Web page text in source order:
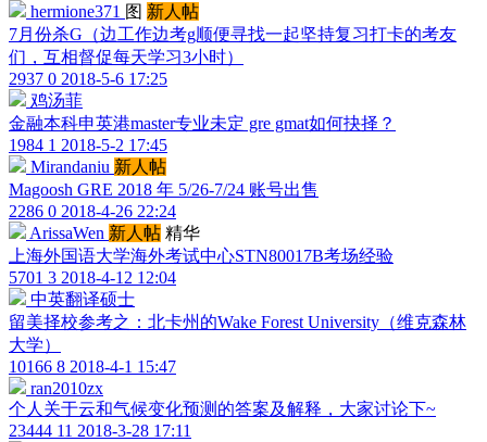
hermione371 图 新人帖
7月份杀G（边工作边考g顺便寻找一起坚持复习打卡的考友
们，互相督促每天学习3小时）
2937 0 2018-5-6 17:25
鸡汤菲
金融本科申英港master专业未定 gre gmat如何抉择？
1984 1 2018-5-2 17:45
Mirandaniu 新人帖
Magoosh GRE 2018 年 5/26-7/24 账号出售
2286 0 2018-4-26 22:24
ArissaWen 新人帖 精华
上海外国语大学海外考试中心STN80017B考场经验
5701 3 2018-4-12 12:04
中英翻译硕士
留美择校参考之：北卡州的Wake Forest University（维克森林
大学）
10166 8 2018-4-1 15:47
ran2010zx
个人关于云和气候变化预测的答案及解释，大家讨论下~
23444 11 2018-3-28 17:11